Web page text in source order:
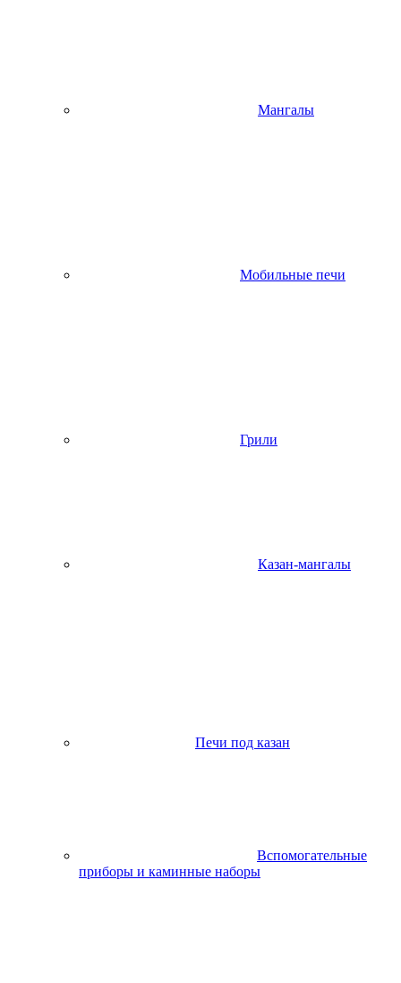
Мангалы
Мобильные печи
Грили
Казан-мангалы
Печи под казан
Вспомогательные
приборы и каминные наборы